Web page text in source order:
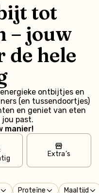
tot
– jouw
de hele
ontbijtjes en
(en tussendoortjes)
en geniet van eten
past.
manier!
Extra’s
Proteïne Maaltijd